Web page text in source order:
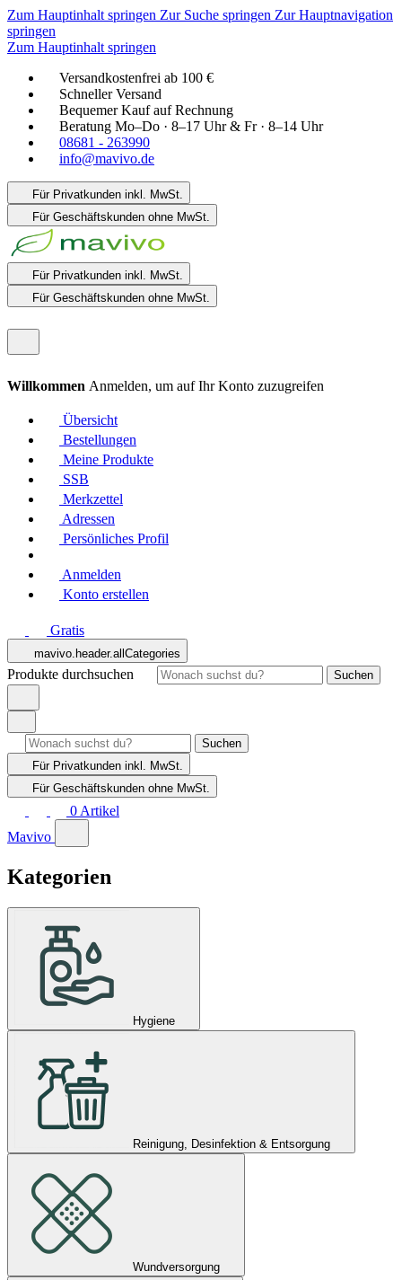
Zum Hauptinhalt springen Zur Suche springen Zur Hauptnavigation
springen
Zum Hauptinhalt springen
Versandkostenfrei ab 100 €
Schneller Versand
Bequemer Kauf auf Rechnung
Beratung Mo–Do · 8–17 Uhr & Fr · 8–14 Uhr
08681 - 263990
info@mavivo.de
Für Privatkunden inkl. MwSt.
Für Geschäftskunden ohne MwSt.
Für Privatkunden inkl. MwSt.
Für Geschäftskunden ohne MwSt.
Willkommen Anmelden, um auf Ihr Konto zuzugreifen
Übersicht
Bestellungen
Meine Produkte
SSB
Merkzettel
Adressen
Persönliches Profil
Anmelden
Konto erstellen
Gratis
mavivo.header.allCategories
Produkte durchsuchen Suchen
Suchen
Für Privatkunden inkl. MwSt.
Für Geschäftskunden ohne MwSt.
0 Artikel
Mavivo
Kategorien
Hygiene
Reinigung, Desinfektion & Entsorgung
Wundversorgung